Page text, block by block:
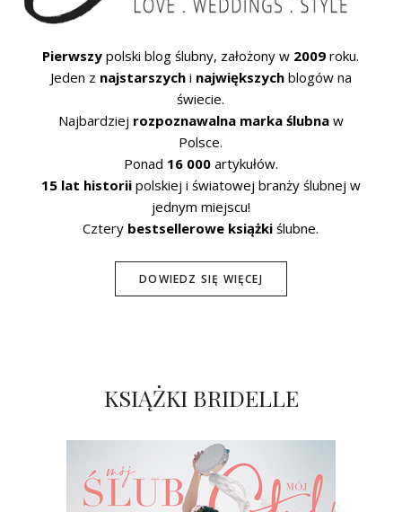
Pierwszy polski blog ślubny, założony w 2009 roku.
Jeden z najstarszychi największychblogów na
świecie.
Najbardziej rozpoznawalna marka ślubnaw
Polsce.
Ponad 16 000artykułów.
15 lat historiipolskiej i światowej branży ślubnej w
jednym miejscu!
Cztery bestsellerowe książki ślubne.
DOWIEDZ SIĘ WIĘCEJ
KSIĄŻKI BRIDELLE